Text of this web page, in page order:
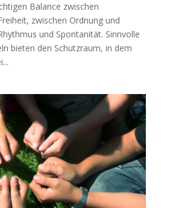
Balance zwischen
zwischen Ordnung und
und Spontanität. Sinnvolle
bieten den Schutzraum, in dem